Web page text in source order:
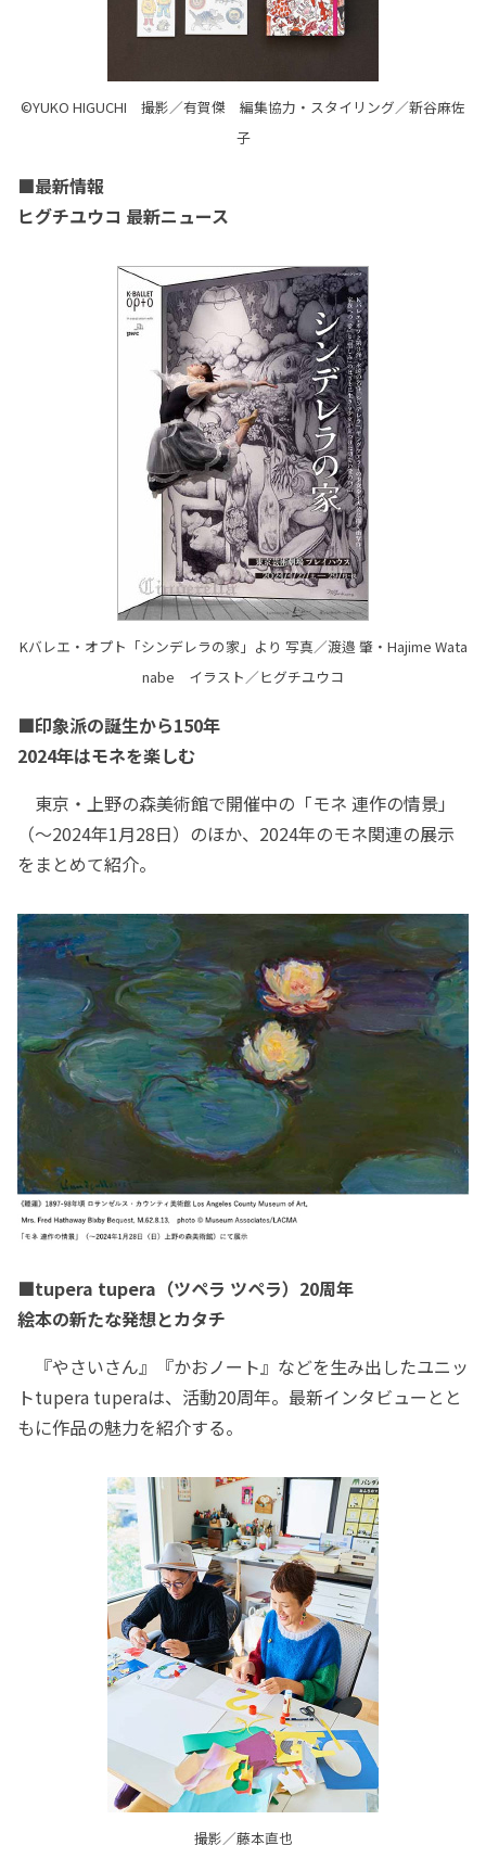
©YUKO HIGUCHI 撮影／有賀傑 編集協力・スタイリング／新谷麻佐
子
■最新情報
ヒグチユウコ 最新ニュース
Kバレエ・オプト「シンデレラの家」より 写真／渡邉 肇・Hajime Wata
nabe イラスト／ヒグチユウコ
■印象派の誕生から150年
2024年はモネを楽しむ
東京・上野の森美術館で開催中の「モネ 連作の情景」
（〜2024年1月28日）のほか、2024年のモネ関連の展示
をまとめて紹介。
■tupera tupera（ツペラ ツペラ）20周年
絵本の新たな発想とカタチ
『やさいさん』『かおノート』などを生み出したユニッ
トtupera tuperaは、活動20周年。最新インタビューとと
もに作品の魅力を紹介する。
撮影／藤本直也